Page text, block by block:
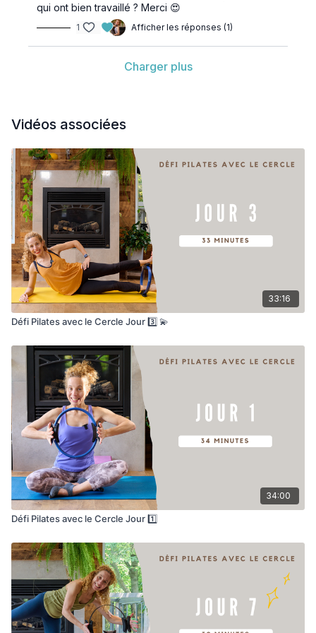
qui ont bien travaillé ? Merci 😍
1 Afficher les réponses (1)
Charger plus
Vidéos associées
33:16
Défi Pilates avec le Cercle Jour 3️⃣ 💫
34:00
Défi Pilates avec le Cercle Jour 1️⃣